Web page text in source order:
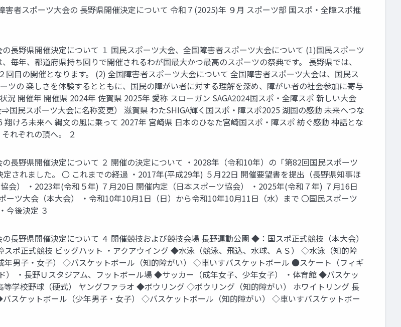
者スポーツ大会の 長野県開催決定について 令和７(2025)年 ９月 スポーツ部 国スポ・全障スポ推
長野県開催決定について １ 国民スポーツ大会、全国障害者スポーツ大会について (1)国民スポーツ
毎年、都道府県持ち回りで開催されるわが国最大かつ最高のスポーツの祭典です。 長野県では、
目の開催となります。 (2) 全国障害者スポーツ大会について 全国障害者スポーツ大会は、国民ス
ツの 楽しさを体験するとともに、国民の障がい者に対する理解を深め、障がい者の社会参加に寄与
開催年 開催県 2024年 佐賀県 2025年 愛称 スローガン SAGA2024国スポ・全障スポ 新しい大会
国民スポーツ大会に名称変更） 滋賀県 わたSHIGA輝く国スポ・障スポ2025 湖国の感動 未来へつな
けろ未来へ 縄文の風に乗って 2027年 宮崎県 日本のひなた宮崎国スポ・障スポ 紡ぐ感動 神話とな
れぞれの頂へ。 ２
長野県開催決定について ２ 開催の決定について ・2028年（令和10年）の「第82回国民スポーツ
されました。 〇 これまでの経過 ・2017年(平成29年) ５月22日 開催要望書を提出（長野県知事ほ
会） ・2023年(令和５年) ７月20日 開催内定（日本スポーツ協会） ・2025年(令和７年) ７月16日
ツ大会（本大会） ・令和10年10月1日（日）から令和10年10月11日（水）まで 〇国民スポーツ
今後決定 ３
長野県開催決定について ４ 開催競技および競技会場 長野運動公園 ◆：国スポ正式競技（本大会）
ポ正式競技 ビッグハット ・アクアウイング ◆水泳（競泳、飛込、水球、ＡＳ） ◇水泳（知的障
男子・女子） ◇バスケットボール（知的障がい） ◇車いすバスケットボール ●スケート（フィギ
・長野Ｕスタジアム、フットボール場 ◆サッカー（成年女子、少年女子） ・体育館 ◆バスケッ
学校野球（硬式） ヤングファラオ ◆ボウリング ◇ボウリング（知的障がい） ホワイトリング 長
ケットボール（少年男子・女子） ◇バスケットボール（知的障がい） ◇車いすバスケットボー